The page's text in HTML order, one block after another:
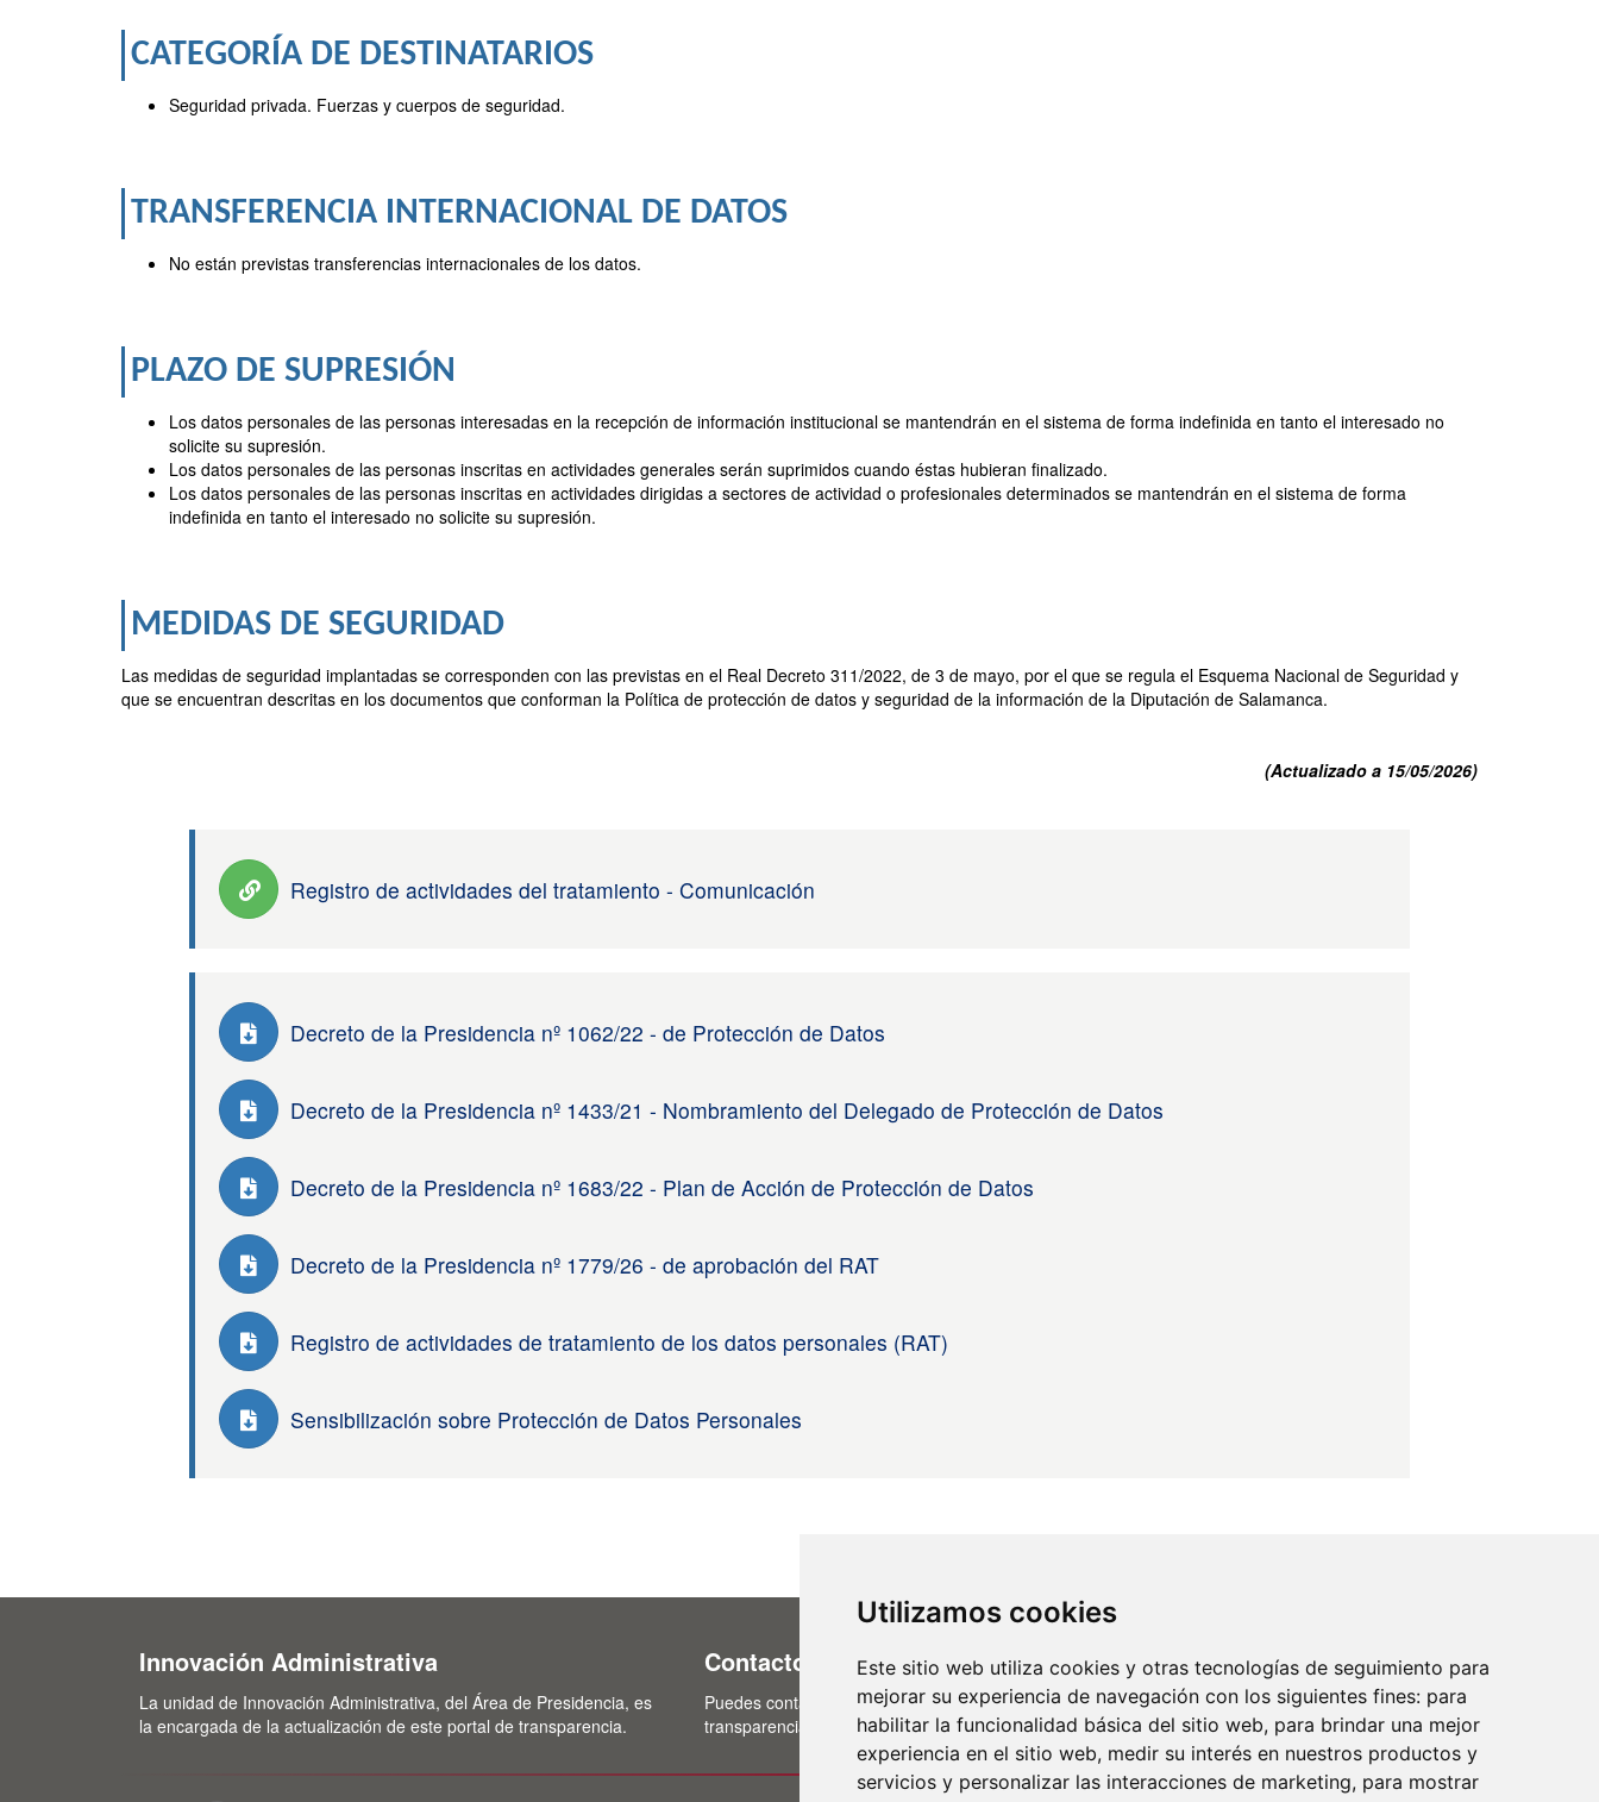
Utilizamos cookies
Este sitio web utiliza cookies y otras tecnologías de seguimiento para
mejorar su experiencia de navegación con los siguientes fines: para
habilitar la funcionalidad básica del sitio web, para brindar una mejor
experiencia en el sitio web, medir su interés en nuestros productos y
servicios y personalizar las interacciones de marketing, para mostrar
CATEGORÍA DE DESTINATARIOS
Seguridad privada. Fuerzas y cuerpos de seguridad.
TRANSFERENCIA INTERNACIONAL DE DATOS
No están previstas transferencias internacionales de los datos.
PLAZO DE SUPRESIÓN
Los datos personales de las personas interesadas en la recepción de información institucional se mantendrán en el sistema de forma indefinida en tanto el interesado no
solicite su supresión.
Los datos personales de las personas inscritas en actividades generales serán suprimidos cuando éstas hubieran finalizado.
Los datos personales de las personas inscritas en actividades dirigidas a sectores de actividad o profesionales determinados se mantendrán en el sistema de forma
indefinida en tanto el interesado no solicite su supresión.
MEDIDAS DE SEGURIDAD
Las medidas de seguridad implantadas se corresponden con las previstas en el Real Decreto 311/2022, de 3 de mayo, por el que se regula el Esquema Nacional de Seguridad y
que se encuentran descritas en los documentos que conforman la Política de protección de datos y seguridad de la información de la Diputación de Salamanca.
(Actualizado a 15/05/2026)
Registro de actividades del tratamiento - Comunicación
Decreto de la Presidencia nº 1062/22 - de Protección de Datos
Decreto de la Presidencia nº 1433/21 - Nombramiento del Delegado de Protección de Datos
Decreto de la Presidencia nº 1683/22 - Plan de Acción de Protección de Datos
Decreto de la Presidencia nº 1779/26 - de aprobación del RAT
Registro de actividades de tratamiento de los datos personales (RAT)
Sensibilización sobre Protección de Datos Personales
Innovación Administrativa
La unidad de Innovación Administrativa, del Área de Presidencia, es
la encargada de la actualización de este portal de transparencia.
Contacto
Puedes contactar con nosotros a través del correo:
transparencia@lasalina.es